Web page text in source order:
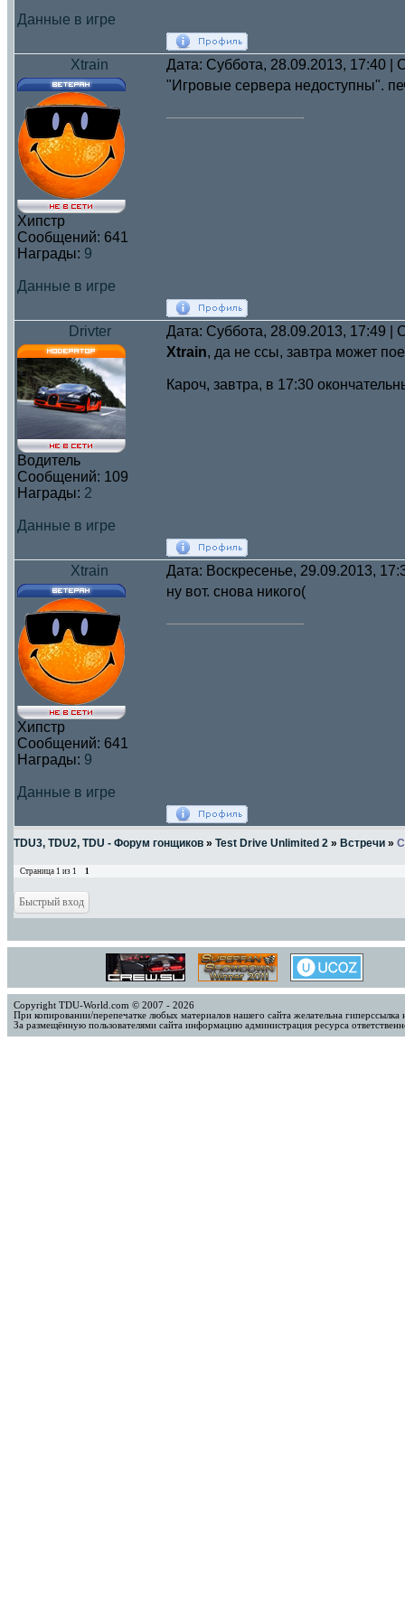
Данные в игре
Xtrain Дата: Суббота, 28.09.2013, 17:40
Хипстр
Сообщений: 641
Награды: 9
Данные в игре
"Игровые сервера недоступны".
Drivter Дата: Суббота, 28.09.2013, 17:49
Водитель
Сообщений: 109
Награды: 2
Данные в игре
Xtrain, да не ссы, завтра может
Кароч, завтра, в 17:30
Xtrain Дата: Воскресенье, 29.09.2013,
Хипстр
Сообщений: 641
Награды: 9
Данные в игре
ну вот. снова никого(
TDU3, TDU2, TDU - Форум гонщиков » Test Drive Unlimited 2 » Встречи »
Страница 1 из 1 1
Copyright TDU-World.com © 2007 - 2026
При копировании/перепечатке любых материалов нашего сайта желательна
За размещённую пользователями сайта информацию администрация ресурса